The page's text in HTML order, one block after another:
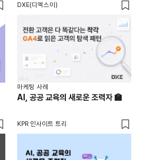
DXE(디엑스이)
마케팅 사례
AI, 공공 교육의 새로운 조력자 🏫
KPR 인사이트 트리